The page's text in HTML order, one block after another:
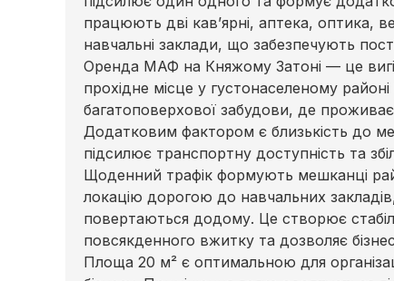
працюють дві кав’ярні, аптека, оптика,
навчальні заклади, що забезпечують
Оренда МАФ на Княжому Затоні — це
прохідне місце у густонаселеному
багатоповерхової забудови, де проживає
Додатковим фактором є близькість до
підсилює транспортну доступність та
Щоденний трафік формують мешканці
локацію дорогою до навчальних
повертаються додому. Це створює
повсякденного вжитку та дозволяє
Площа 20 м² є оптимальною для